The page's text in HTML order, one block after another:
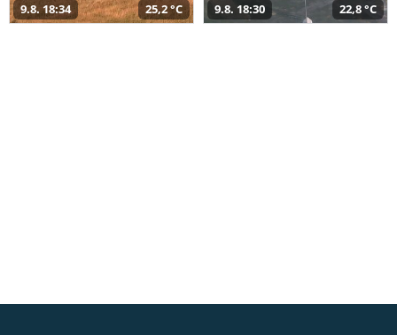
9.8. 18:34 25,2 °C 9.8. 18:30 22,8 °C